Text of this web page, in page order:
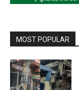
MOST POPULAR